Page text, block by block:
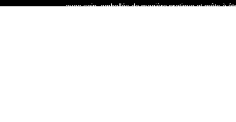
avec soin, emballés de manière pratique et prêts à